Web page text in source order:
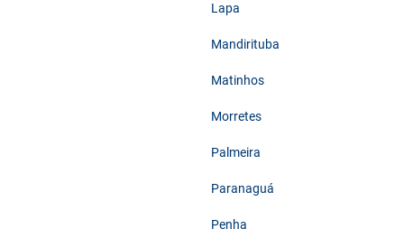
Lapa
Mandirituba
Matinhos
Morretes
Palmeira
Paranaguá
Penha